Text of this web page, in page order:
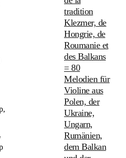
tradition
Klezmer, de
Hongrie, de
Roumanie et
des Balkans
= 80
Melodien für
Violine aus
Polen, der
Ukraine,
Ungarn,
Rumänien,
dem Balkan